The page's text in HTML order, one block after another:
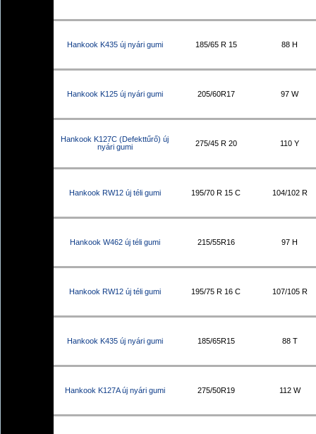
Hankook K435 új nyári gumi 185/65 R 15 88 H
Hankook K125 új nyári gumi 205/60R17 97 W
Hankook K127C (Defekttűrő) új
nyári gumi
275/45 R 20 110 Y
Hankook RW12 új téli gumi 195/70 R 15 C 104/102 R
Hankook W462 új téli gumi 215/55R16 97 H
Hankook RW12 új téli gumi 195/75 R 16 C 107/105 R
Hankook K435 új nyári gumi 185/65R15 88 T
Hankook K127A új nyári gumi 275/50R19 112 W